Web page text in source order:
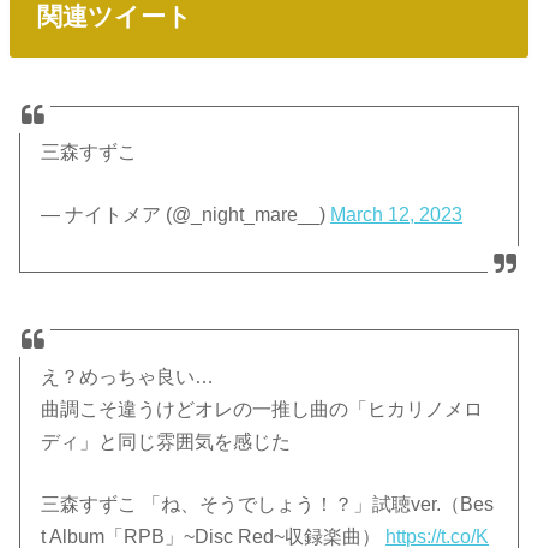
関連ツイート
三森すずこ
— ナイトメア (@_night_mare__) March 12, 2023
え？めっちゃ良い…
曲調こそ違うけどオレの一推し曲の「ヒカリノメロ
ディ」と同じ雰囲気を感じた
三森すずこ 「ね、そうでしょう！？」試聴ver.（Bes
t Album「RPB」~Disc Red~収録楽曲）
https://t.co/K